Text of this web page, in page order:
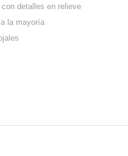
detalles en relieve
la mayoría